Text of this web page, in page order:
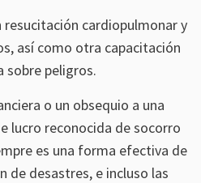
cardiopulmonar y
así como otra capacitación
sobre peligros.
o un obsequio a una
lucro reconocida de socorro
es una forma efectiva de
de desastres, e incluso las